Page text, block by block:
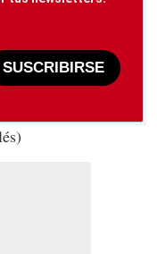
SUSCRIBIRSE